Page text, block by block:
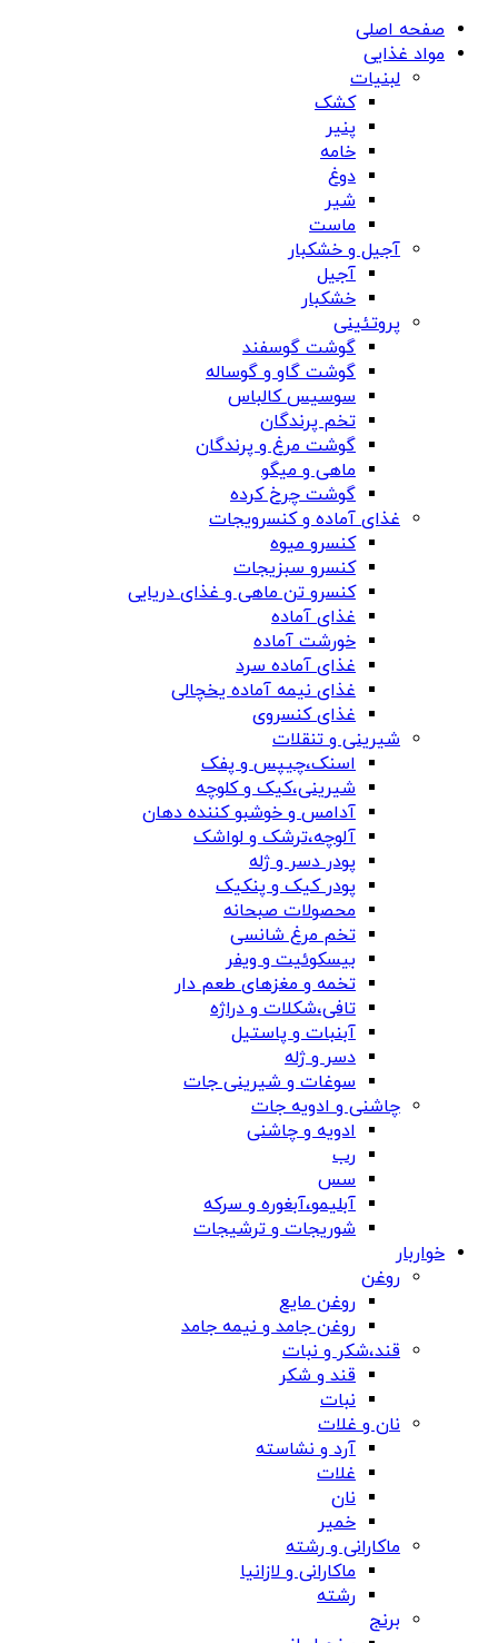
صفحه اصلی
مواد غذایی
لبنیات
کشک
پنیر
خامه
دوغ
شیر
ماست
آجیل و خشکبار
آجیل
خشکبار
پروتئینی
گوشت گوسفند
گوشت گاو و گوساله
سوسیس کالباس
تخم پرندگان
گوشت مرغ و پرندگان
ماهی و میگو
گوشت چرخ کرده
غذای آماده و کنسرویجات
کنسرو میوه
کنسرو سبزیجات
کنسرو تن ماهی و غذای دریایی
غذای آماده
خورشت آماده
غذای آماده سرد
غذای نیمه آماده یخچالی
غذای کنسروی
شیرینی و تنقلات
اسنک،چیپس و پفک
شیرینی،کیک و کلوچه
آدامس و خوشبو کننده دهان
آلوچه،ترشک و لواشک
پودر دسر و ژله
پودر کیک و پنکیک
محصولات صبحانه
تخم مرغ شانسی
بیسکوئیت و ویفر
تخمه و مغزهای طعم دار
تافی،شکلات و دراژه
آبنبات و پاستیل
دسر و ژله
سوغات و شیرینی جات
چاشنی و ادویه جات
ادویه و چاشنی
رب
سس
آبلیمو،آبغوره و سرکه
شوریجات و ترشیجات
خواربار
روغن
روغن مایع
روغن جامد و نیمه جامد
قند،شکر و نبات
قند و شکر
نبات
نان و غلات
آرد و نشاسته
غلات
نان
خمیر
ماکارانی و رشته
ماکارانی و لازانیا
رشته
برنج